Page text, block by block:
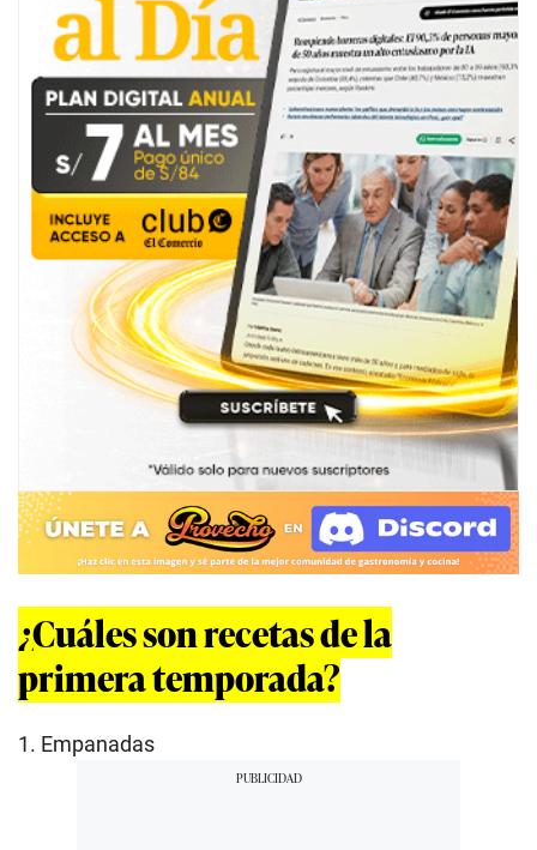
¿Cuáles son recetas de la
primera temporada?
1. Empanadas